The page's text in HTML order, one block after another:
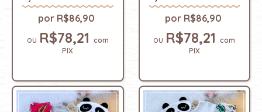
R$86,90
R$78,21 com
PIX
R$86,90
R$78,21com
PIX